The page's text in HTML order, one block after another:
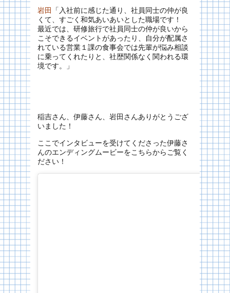
岩田
「入社前に感じた通り、社員同士の仲が良
くて、すごく和気あいあいとした職場です！
最近では、研修旅行で社員同士の仲が良いから
こそできるイベントがあったり、自分が配属さ
れている営業１課の食事会では先輩が悩み相談
に乗ってくれたりと、社歴関係なく関われる環
境です。」
稲吉さん、伊藤さん、岩田さんありがとうござ
いました！
ここでインタビューを受けてくださった伊藤さ
んのエンディングムービーをこちらからご覧く
ださい！